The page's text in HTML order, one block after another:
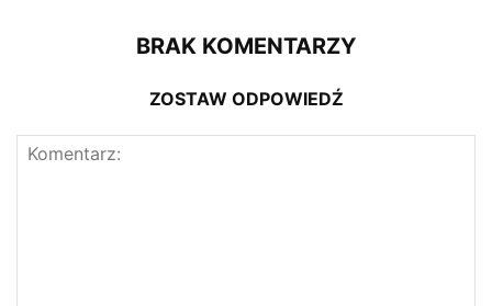
BRAK KOMENTARZY
ZOSTAW ODPOWIEDŹ